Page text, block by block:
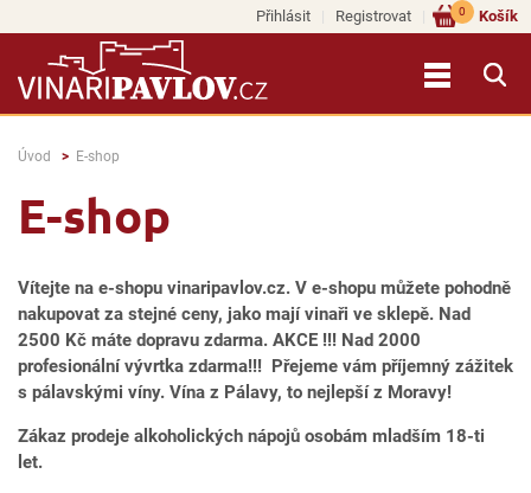
Přihlásit Registrovat Košík
0
Úvod E-shop
E-shop
Vítejte na e-shopu vinaripavlov.cz. V e-shopu můžete pohodně
nakupovat za stejné ceny, jako mají vinaři ve sklepě. Nad
2500 Kč máte dopravu zdarma. AKCE !!! Nad 2000
profesionální vývrtka zdarma!!! Přejeme vám příjemný zážitek
s pálavskými víny. Vína z Pálavy, to nejlepší z Moravy!
Zákaz prodeje alkoholických nápojů osobám mladším 18-ti
let.